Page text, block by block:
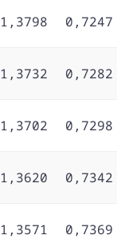
1,3798 0,7247
1,3732 0,7282
1,3702 0,7298
1,3620 0,7342
1,3571 0,7369